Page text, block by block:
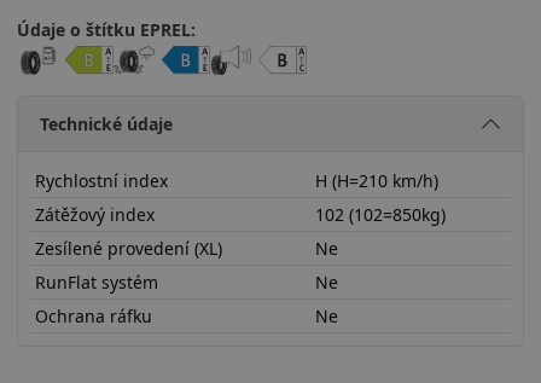
Údaje o štítku EPREL:
Technické údaje
Rychlostní index
H (H=210 km/h)
Zátěžový index
102 (102=850kg)
Zesílené provedení (XL)
Ne
RunFlat systém
Ne
Ochrana ráfku
Ne